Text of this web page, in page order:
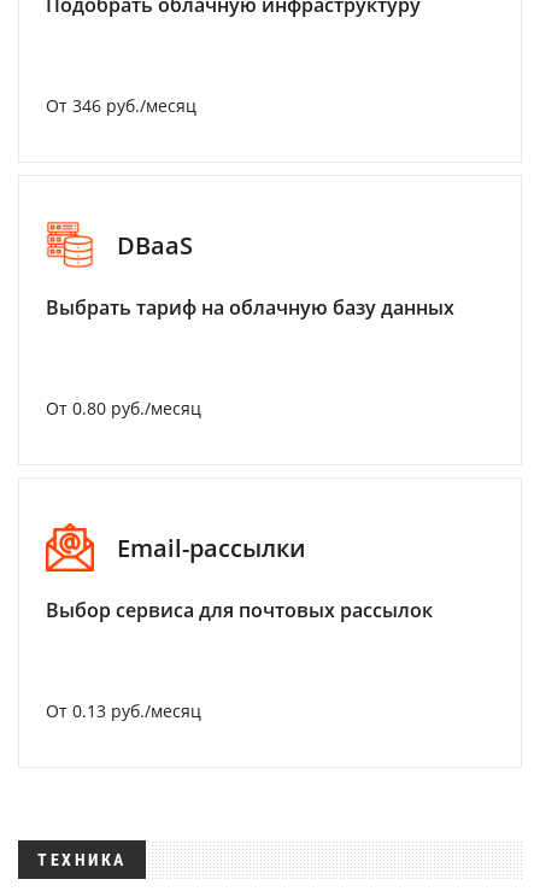
От 346 руб./месяц
DBaaS
Выбрать тариф на облачную базу данных
От 0.80 руб./месяц
Email-рассылки
Выбор сервиса для почтовых рассылок
От 0.13 руб./месяц
ТЕХНИКА